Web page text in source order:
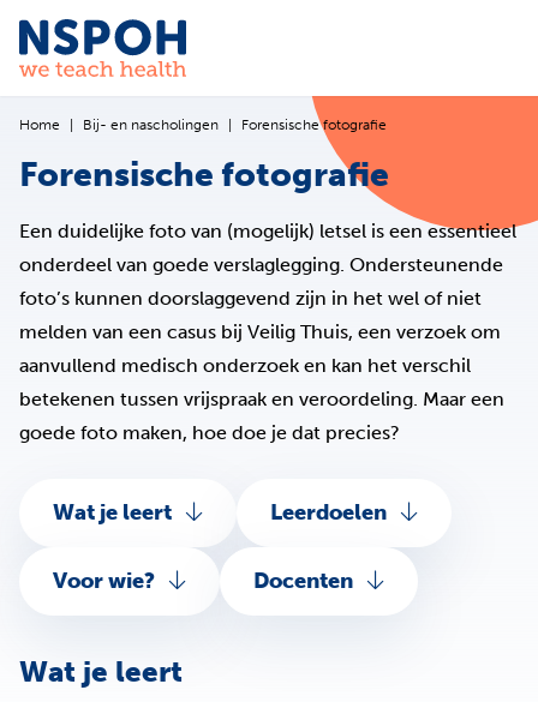
Ga naar de inhoud
Home Bij- en nascholingen Forensische fotografie
Forensische fotografie
Een duidelijke foto van (mogelijk) letsel is een essentieel
onderdeel van goede verslaglegging. Ondersteunende
foto’s kunnen doorslaggevend zijn in het wel of niet
melden van een casus bij Veilig Thuis, een verzoek om
aanvullend medisch onderzoek en kan het verschil
betekenen tussen vrijspraak en veroordeling. Maar een
goede foto maken, hoe doe je dat precies?
Wat je leert Leerdoelen
Voor wie? Docenten
Wat je leert